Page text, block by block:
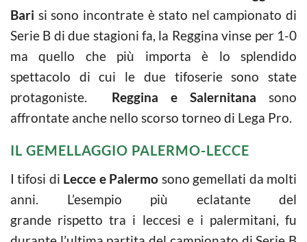
Bari si sono incontrate è stato nel campionato di
Serie B di due stagioni fa, la Reggina vinse per 1-0
ma quello che più importa è lo splendido
spettacolo di cui le due tifoserie sono state
protagoniste. Reggina e Salernitana sono
affrontate anche nello scorso torneo di Lega Pro.
IL GEMELLAGGIO PALERMO-LECCE
I tifosi di Lecce e Palermo sono gemellati da molti
anni. L’esempio più eclatante del
grande rispetto tra i leccesi e i palermitani, fu